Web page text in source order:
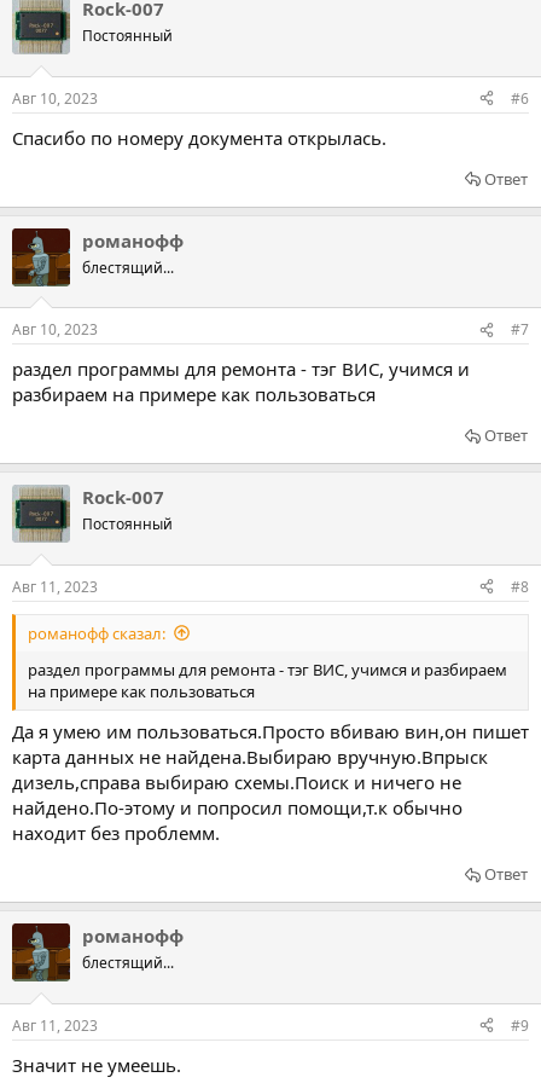
Rock-007
Постоянный
Авг 10, 2023 #6
Спасибо по номеру документа открылась.
Ответ
романофф
блестящий...
Авг 10, 2023 #7
раздел программы для ремонта - тэг ВИС, учимся и
разбираем на примере как пользоваться
Ответ
Rock-007
Постоянный
Авг 11, 2023 #8
романофф сказал:
раздел программы для ремонта - тэг ВИС, учимся и разбираем
на примере как пользоваться
Да я умею им пользоваться.Просто вбиваю вин,он пишет
карта данных не найдена.Выбираю вручную.Впрыск
дизель,справа выбираю схемы.Поиск и ничего не
найдено.По-этому и попросил помощи,т.к обычно
находит без проблемм.
Ответ
романофф
блестящий...
Авг 11, 2023 #9
Значит не умеешь.